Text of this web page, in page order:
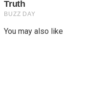
You may also like